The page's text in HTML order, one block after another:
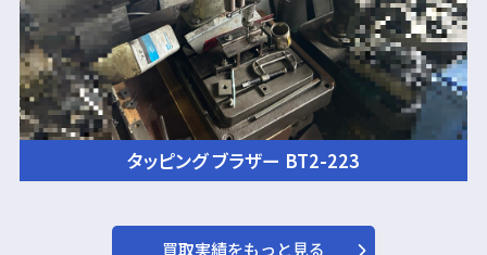
タッピング ブラザー BT2-223